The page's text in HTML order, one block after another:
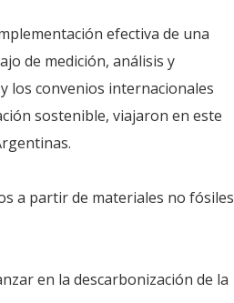
efectiva de una
de medición, análisis y
los convenios internacionales
sostenible, viajaron en este
a partir de materiales no fósiles
en la descarbonización de la